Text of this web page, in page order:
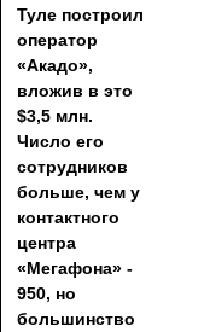
Туле построил
оператор
«Акадо»,
вложив в это
$3,5 млн.
Число его
сотрудников
больше, чем у
контактного
центра
«Мегафона» -
950, но
большинство